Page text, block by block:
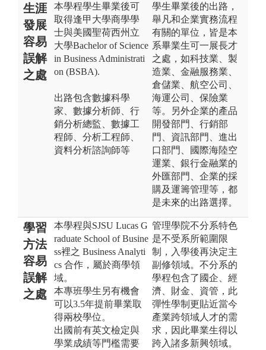
生涯
發展
容易
誤解
之處
本學程學生畢業後可
取得逢甲大學商學學
士與美國聖荷西州立
大學Bachelor of Science
in Business Administrati
on (BSBA).
出路包含數據科學
家、數據分析師、行
銷分析總監、數據工
程師、分析工程師、
資料分析諮詢師等
學生畢業後的出路，
舉凡和企業實務流程
有關的單位，皆是本
系畢業生可一展長才
之處，如科技業、製
造業、金融服務業、
倉儲業、航空公司、
海運公司、保險業
等。另外企業的產品
開發部門、行銷部
門、資訊部門、進出
口部門、國際海陸空
運業、銀行金融業的
外匯部門、企業的採
購及運籌管理等，都
是未來的出路選擇。
學習
方法
容易
誤解
之處
本學程與SJSU Lucas G
raduate School of Busine
ss裡之 Business Analyti
cs 合作，屬於商學領
域。
本專班學生另有機會
可以3.5年提前畢業取
得兩校學位。
出國前有英文檢定與
學業成績等門檻需要
管理學院不分系特色
是不受系所範圍限
制，入學後再決定主
副修領域。不分系的
學程包含了國企、經
濟、財金、資管，此
彈性學制更貼近當今
產業跨領域人才的需
求，因此畢業生得以
跨入諸多新興領域。